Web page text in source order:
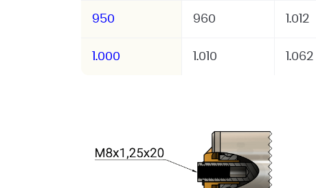
950 960 1.012
1.000 1.010 1.062